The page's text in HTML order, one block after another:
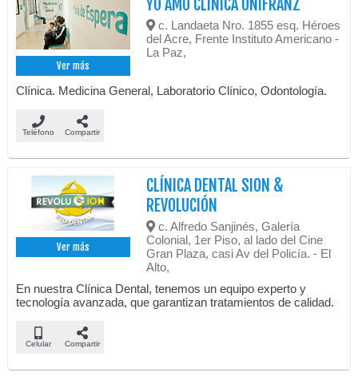
Ver más
YO AMO CLÍNICA UNIFRANZ
c. Landaeta Nro. 1855 esq. Héroes
del Acre, Frente Instituto Americano -
La Paz,
Clínica. Medicina General, Laboratorio Clínico, Odontología.
Teléfono Compartir
Ver más
CLÍNICA DENTAL SION &
REVOLUCIÓN
c. Alfredo Sanjinés, Galería
Colonial, 1er Piso, al lado del Cine
Gran Plaza, casi Av del Policía. - El
Alto,
En nuestra Clínica Dental, tenemos un equipo experto y
tecnología avanzada, que garantizan tratamientos de calidad.
Celular Compartir